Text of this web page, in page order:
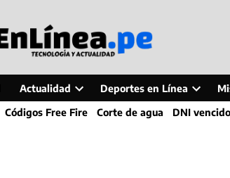
Actualidad
Open
dropdown
Deportes en Línea
Open
dropdown
Códigos Free Fire Corte de agua DNI vencido